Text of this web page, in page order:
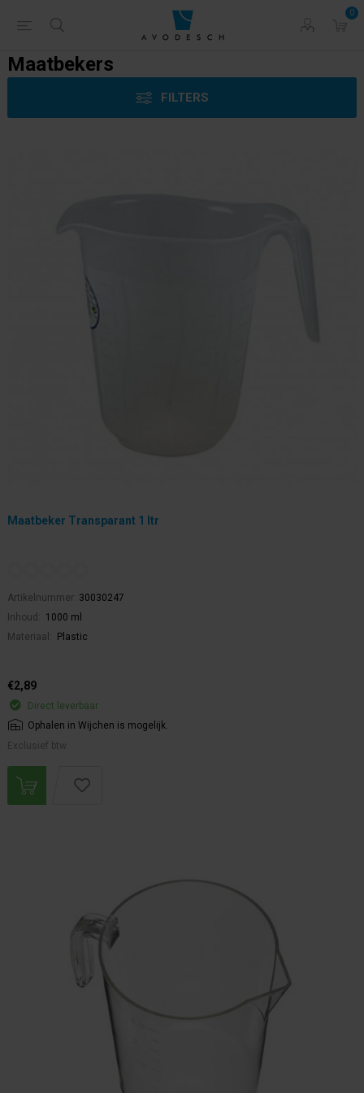
0
Maatbekers
FILTERS
Maatbeker Transparant 1 ltr
Artikelnummer: 30030247
Inhoud:
1000 ml
Materiaal:
Plastic
€2,89
Direct leverbaar
Ophalen in Wijchen is mogelijk.
Exclusief btw.